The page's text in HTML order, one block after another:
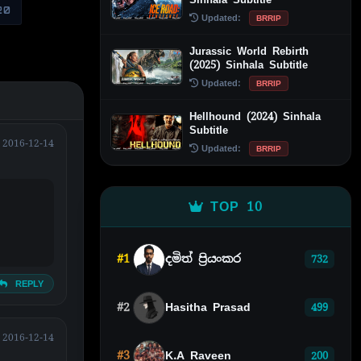
2016-12-14
REPLY
2016-12-14
Updated: BRRIP
Jurassic World Rebirth
(2025) Sinhala Subtitle
Updated: BRRIP
Hellhound (2024) Sinhala
Subtitle
Updated: BRRIP
TOP 10
#1 දමිත් ප්‍රියංකර 732
#2 Hasitha Prasad 499
#3 K.A Raveen 200